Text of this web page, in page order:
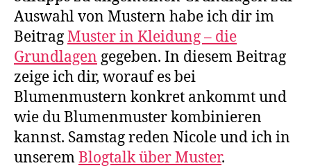
Auswahl von Mustern habe ich dir im
BeitragMuster in Kleidung – die
Grundlagen gegeben. In diesem Beitrag
zeige ich dir, worauf es bei
Blumenmustern konkret ankommt und
wie du Blumenmuster kombinieren
kannst. Samstag reden Nicole und ich in
unseremBlogtalk über Muster.